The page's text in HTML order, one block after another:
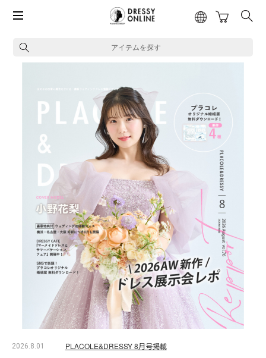
アイテムを探す
2026.8.01 PLACOLE&DRESSY 8月号掲載